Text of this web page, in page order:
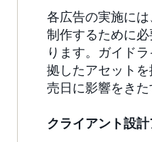
各広告の実施に
制作するために
ります。ガイド
拠したアセット
売日に影響をきた
クライアント設